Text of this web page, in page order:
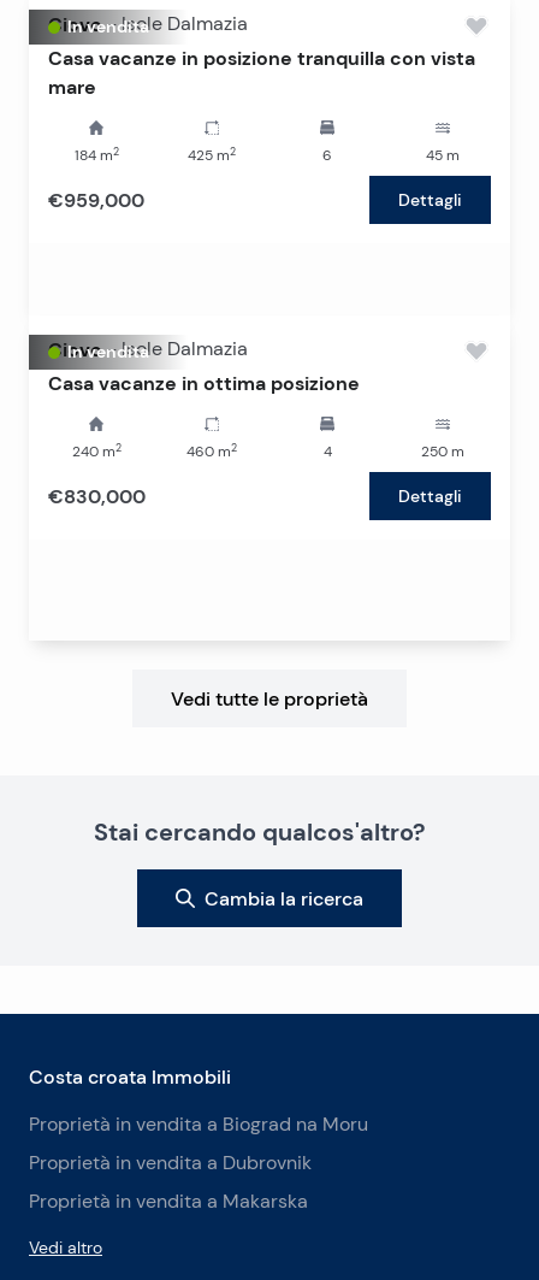
In vendita
Ciovo - Isole Dalmazia
Casa vacanze in posizione tranquilla con vista
mare
184m2 425 m2 6 45 m
€959,000 Dettagli
In vendita
Ciovo - Isole Dalmazia
Casa vacanze in ottima posizione
240m2 460 m2 4 250 m
€830,000 Dettagli
Vedi tutte le proprietà
Stai cercando qualcos'altro?
Cambia la ricerca
Costa croata Immobili
Proprietà in vendita a Biograd na Moru
Proprietà in vendita a Dubrovnik
Proprietà in vendita a Makarska
Vedi altro